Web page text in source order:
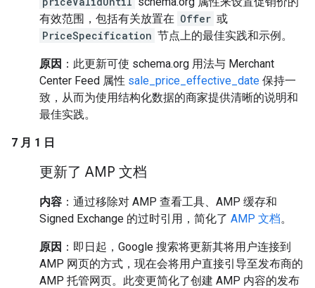
有效范围，包括有关放置在 Offer 或
PriceSpecification 节点上的最佳实践和示例。
原因 ：此更新可使 schema.org 用法与 Merchant
Center Feed 属性 sale_price_effective_date 保持一
致，从而为使用结构化数据的商家提供清晰的说明和
最佳实践。
7 月 1 日
更新了 AMP 文档
内容 ：通过移除对 AMP 查看工具、AMP 缓存和
Signed Exchange 的过时引用，简化了 AMP 文档。
原因 ：即日起，Google 搜索将更新其将用户连接到
AMP 网页的方式，现在会将用户直接引导至发布商的
AMP 托管网页。此变更简化了创建 AMP 内容的发布